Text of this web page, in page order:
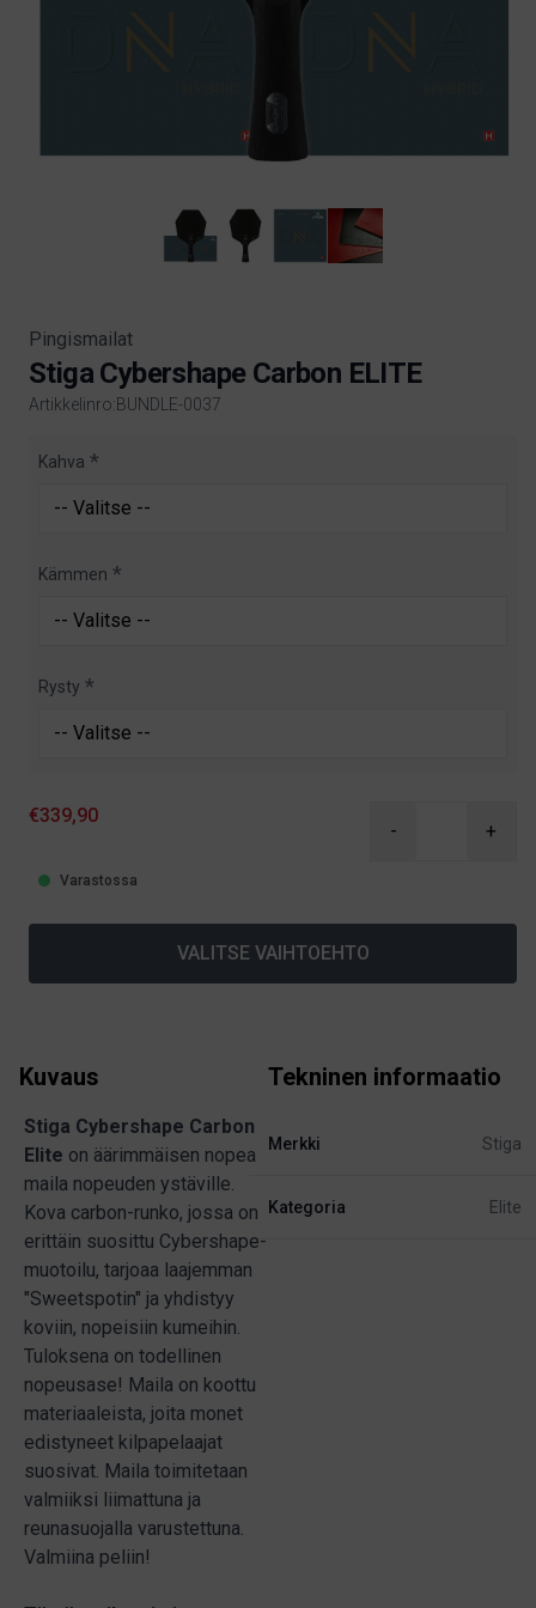
Pingismailat
Stiga Cybershape Carbon ELITE
Artikkelinro:BUNDLE-0037
Product information
Kahva
Kämmen
Rysty
€339,90
- +
Varastossa
VALITSE VAIHTOEHTO
Kuvaus
Stiga Cybershape Carbon
Elite on äärimmäisen nopea
maila nopeuden ystäville.
Kova carbon-runko, jossa on
erittäin suosittu Cybershape-
muotoilu, tarjoaa laajemman
"Sweetspotin" ja yhdistyy
koviin, nopeisiin kumeihin.
Tuloksena on todellinen
nopeusase! Maila on koottu
materiaaleista, joita monet
edistyneet kilpapelaajat
suosivat. Maila toimitetaan
valmiiksi liimattuna ja
reunasuojalla varustettuna.
Valmiina peliin!
Tekninen informaatio
Merkki Stiga
Kategoria Elite